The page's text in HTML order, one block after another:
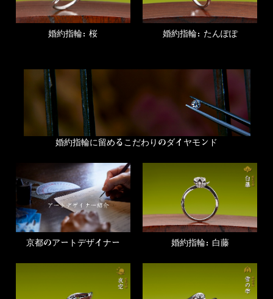
婚約指輪：桜 婚約指輪：たんぽぽ
婚約指輪に留めるこだわりのダイヤモンド
京都のアートデザイナー 婚約指輪：白藤